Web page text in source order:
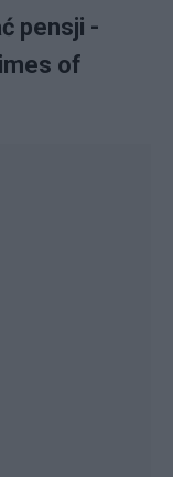
pensji -
of